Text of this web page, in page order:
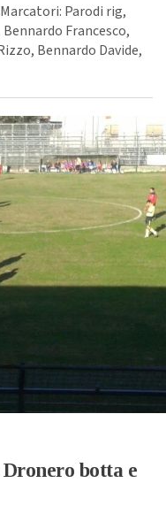
Marcatori: Parodi rig,
Francesco,
Bennardo Davide,
botta e